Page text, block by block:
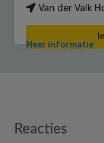
Van der Valk
Meer informatie
Reader
Reacties